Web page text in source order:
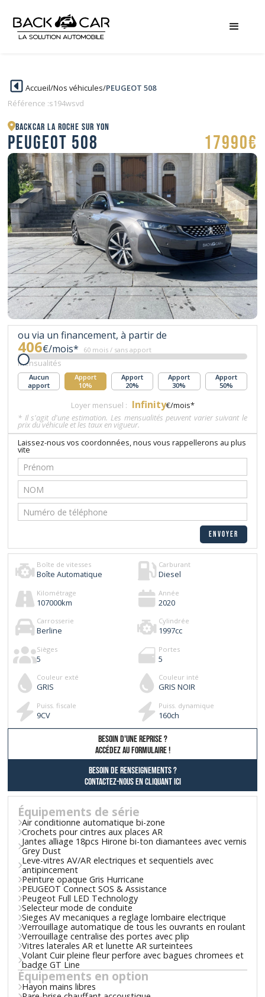
Accueil/Nos véhicules/PEUGEOT 508
Référence :s194wsvd
BACKCAR La Roche sur Yon
PEUGEOT 508 17990€
ou via un financement, à partir de
406€/mois* 60 mois / sans apport
Mensualités
Aucun
apport
Apport
10%
Apport
20%
Apport
30%
Apport
50%
Loyer mensuel : Infinity€/mois*
* Il s'agit d'une estimation. Les mensualités peuvent varier suivant le
prix du véhicule et les taux en vigueur.
Laissez-nous vos coordonnées, nous vous rappellerons au plus
vite
Boîte de vitesses
Boîte Automatique
Carburant
Diesel
Kilométrage
107000km
Année
2020
Carrosserie
Berline
Cylindrée
1997cc
Sièges
5
Portes
5
Couleur exté
GRIS
Couleur inté
GRIS NOIR
Puiss. fiscale
9CV
Puiss. dynamique
160ch
besoin d'une reprise ?
AccÉdez au formulaire !
Besoin de renseignements ?
contactez-nous en cliquant ici
Équipements de série
Air conditionne automatique bi-zone
Crochets pour cintres aux places AR
Jantes alliage 18pcs Hirone bi-ton diamantees avec vernis
Grey Dust
Leve-vitres AV/AR electriques et sequentiels avec
antipincement
Peinture opaque Gris Hurricane
PEUGEOT Connect SOS & Assistance
Peugeot Full LED Technology
Selecteur mode de conduite
Sieges AV mecaniques a reglage lombaire electrique
Verrouillage automatique de tous les ouvrants en roulant
Verrouillage centralise des portes avec plip
Vitres laterales AR et lunette AR surteintees
Volant Cuir pleine fleur perfore avec bagues chromees et
badge GT Line
Équipements en option
Hayon mains libres